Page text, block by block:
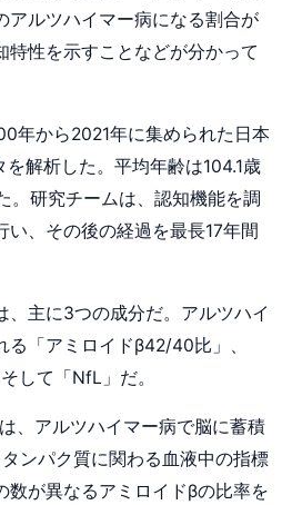
アルツハイマー病になる割合が
特性を示すことなどが分かって
年から2021年に集められた日本
解析した。平均年齢は104.1歳
。研究チームは、認知機能を調
い、その後の経過を最長17年間
主に3つの成分だ。アルツハイ
る「アミロイドβ42/40比」、
して「NfL」だ。
、アルツハイマー病で脳に蓄積
ンパク質に関わる血液中の指標
数が異なるアミロイドβの比率を